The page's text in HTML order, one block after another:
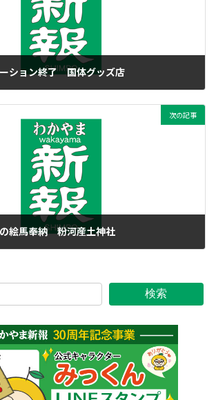
ション終了 国体グッズ店
次の記事
絵馬奉納 粉河産土神社
検索